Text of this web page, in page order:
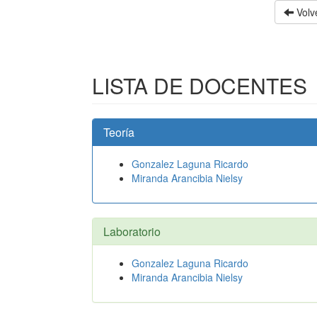
LISTA DE DOCENTES
Teoría
Gonzalez Laguna Ricardo
Miranda Arancibia Nielsy
Laboratorio
Gonzalez Laguna Ricardo
Miranda Arancibia Nielsy